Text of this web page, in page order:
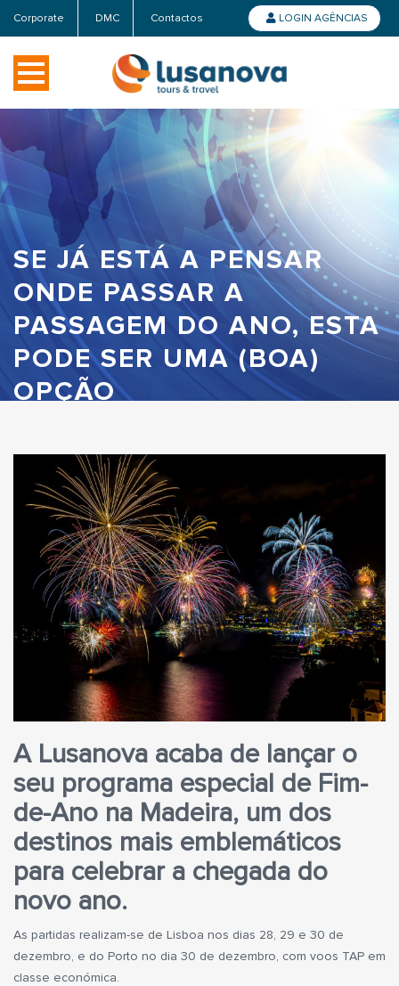
Corporate DMC Contactos LOGIN AGÊNCIAS
SE JÁ ESTÁ A PENSAR
ONDE PASSAR A
PASSAGEM DO ANO, ESTA
PODE SER UMA (BOA)
OPÇÃO
A Lusanova acaba de lançar o
seu programa especial de Fim-
de-Ano na Madeira, um dos
destinos mais emblemáticos
para celebrar a chegada do
novo ano.
As partidas realizam-se de Lisboa nos dias 28, 29 e 30 de
dezembro, e do Porto no dia 30 de dezembro, com voos TAP em
classe económica.